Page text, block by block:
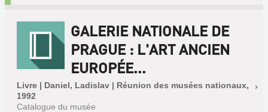
GALERIE NATIONALE DE
PRAGUE : L'ART ANCIEN
EUROPÉE...
Livre | Daniel, Ladislav | Réunion des musées nationaux,
1992
Catalogue du musée